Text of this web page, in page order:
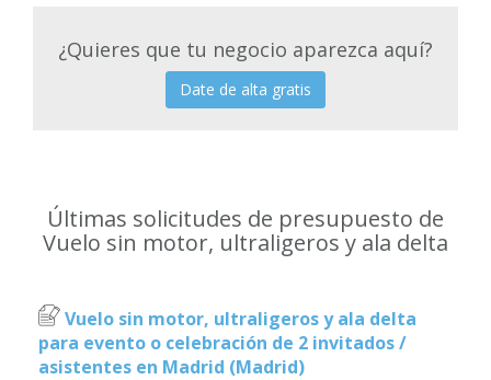
¿Quieres que tu negocio aparezca aquí?
Date de alta gratis
Últimas solicitudes de presupuesto de
Vuelo sin motor, ultraligeros y ala delta
Vuelo sin motor, ultraligeros y ala delta
para evento o celebración de 2 invitados /
asistentes en Madrid (Madrid)